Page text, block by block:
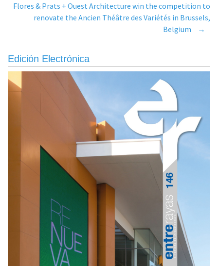
navigation
Flores & Prats + Ouest Architecture win the competition to
renovate the Ancien Théâtre des Variétés in Brussels,
Belgium
→
Edición Electrónica